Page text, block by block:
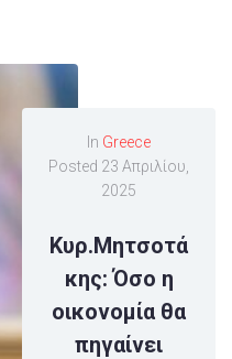
In Greece
Posted 23 Απριλίου,
2025
Κυρ.Μητσοτά
κης: Όσο η
οικονομία θα
πηγαίνει